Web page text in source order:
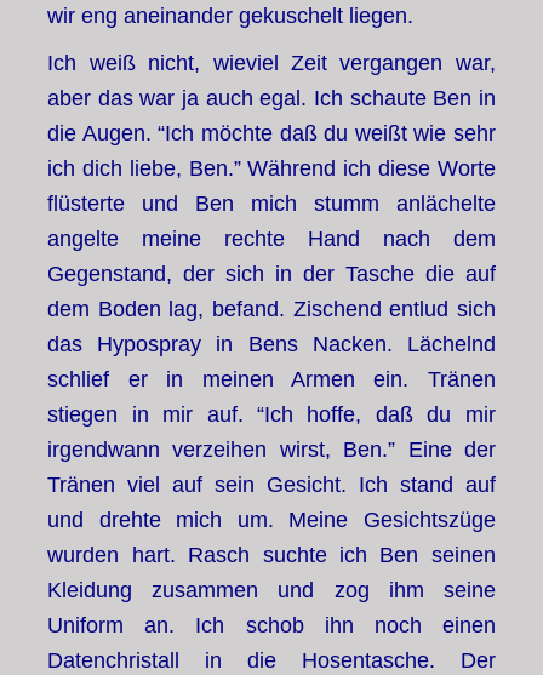
wir eng aneinander gekuschelt liegen.
Ich weiß nicht, wieviel Zeit vergangen war,
aber das war ja auch egal. Ich schaute Ben in
die Augen. “Ich möchte daß du weißt wie sehr
ich dich liebe, Ben.” Während ich diese Worte
flüsterte und Ben mich stumm anlächelte
angelte meine rechte Hand nach dem
Gegenstand, der sich in der Tasche die auf
dem Boden lag, befand. Zischend entlud sich
das Hypospray in Bens Nacken. Lächelnd
schlief er in meinen Armen ein. Tränen
stiegen in mir auf. “Ich hoffe, daß du mir
irgendwann verzeihen wirst, Ben.” Eine der
Tränen viel auf sein Gesicht. Ich stand auf
und drehte mich um. Meine Gesichtszüge
wurden hart. Rasch suchte ich Ben seinen
Kleidung zusammen und zog ihm seine
Uniform an. Ich schob ihn noch einen
Datenchristall in die Hosentasche. Der